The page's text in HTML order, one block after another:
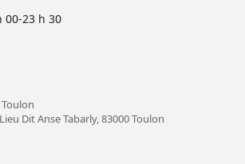
00-23 h 30
Dit Anse Tabarly, 83000 Toulon